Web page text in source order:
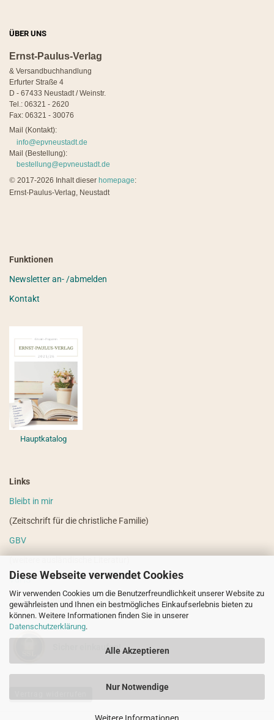
Diese Webseite verwendet Cookies
Wir verwenden Cookies um die Benutzerfreundlichkeit unserer Website zu
gewährleisten und Ihnen ein bestmögliches Einkaufserlebnis bieten zu
können. Weitere Informationen finden Sie in unserer
Datenschutzerklärung.
Alle Akzeptieren
Nur Notwendige
ÜBER UNS
Ernst-Paulus-Verlag
& Versandbuchhandlung
Erfurter Straße 4
D - 67433 Neustadt / Weinstr.
Tel.: 06321 - 2620
Fax: 06321 - 30076
Mail (Kontakt):
info@epvneustadt.de
Mail (Bestellung):
bestellung@epvneustadt.de
© 2017-2026 Inhalt dieser homepage:
Ernst-Paulus-Verlag, Neustadt
Funktionen
Newsletter an- /abmelden
Kontakt
Hauptkatalog
Links
Bleibt in mir
(Zeitschrift für die christliche Familie)
GBV
VdHS
(weitere evangelistische Literatur)
Sicher einkaufen!